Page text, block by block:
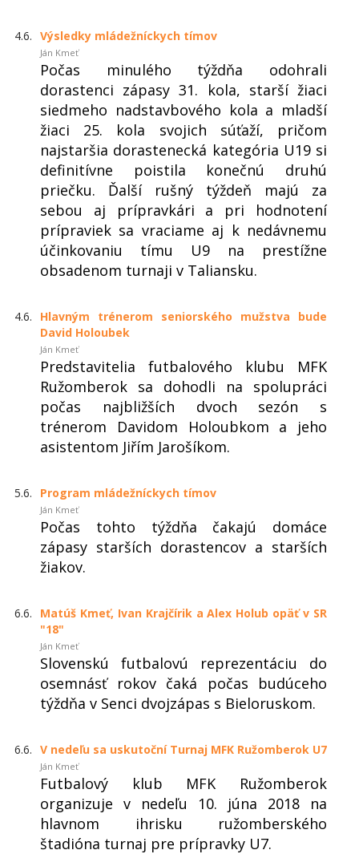
4.6. Výsledky mládežníckych tímov
Ján Kmeť
Počas minulého týždňa odohrali
dorastenci zápasy 31. kola, starší žiaci
siedmeho nadstavbového kola a mladší
žiaci 25. kola svojich súťaží, pričom
najstaršia dorastenecká kategória U19 si
definitívne poistila konečnú druhú
priečku. Ďalší rušný týždeň majú za
sebou aj prípravkári a pri hodnotení
prípraviek sa vraciame aj k nedávnemu
účinkovaniu tímu U9 na prestížne
obsadenom turnaji v Taliansku.
4.6.
Hlavným trénerom seniorského mužstva bude
David Holoubek
Ján Kmeť
Predstavitelia futbalového klubu MFK
Ružomberok sa dohodli na spolupráci
počas najbližších dvoch sezón s
trénerom Davidom Holoubkom a jeho
asistentom Jiřím Jarošíkom.
5.6. Program mládežníckych tímov
Ján Kmeť
Počas tohto týždňa čakajú domáce
zápasy starších dorastencov a starších
žiakov.
6.6.
Matúš Kmeť, Ivan Krajčírik a Alex Holub opäť v SR
"18"
Ján Kmeť
Slovenskú futbalovú reprezentáciu do
osemnásť rokov čaká počas budúceho
týždňa v Senci dvojzápas s Bieloruskom.
6.6. V nedeľu sa uskutoční Turnaj MFK Ružomberok U7
Ján Kmeť
Futbalový klub MFK Ružomberok
organizuje v nedeľu 10. júna 2018 na
hlavnom ihrisku ružomberského
štadióna turnaj pre prípravky U7.